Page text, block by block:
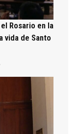
Rosario en la
vida de Santo